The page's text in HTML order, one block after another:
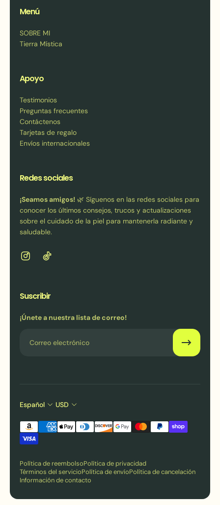
Menú
SOBRE MI
Tierra Mística
Apoyo
Testimonios
Preguntas frecuentes
Contáctenos
Tarjetas de regalo
Envíos internacionales
Redes sociales
¡Seamos amigos! 🌿 Síguenos en las redes sociales para
conocer los últimos consejos, trucos y actualizaciones
sobre el cuidado de la piel para mantenerla radiante y
saludable.
Suscribir
¡Únete a nuestra lista de correo!
Español USD
Política de reembolsoPolítica de privacidad
Términos del servicioPolítica de envíoPolítica de cancelación
Información de contacto